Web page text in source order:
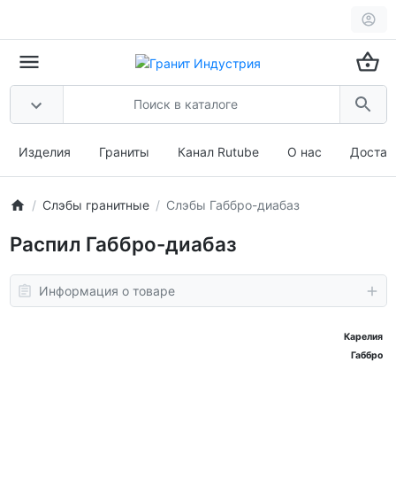
Изделия Граниты Канал Rutube О нас
Слэбы гранитные Слэбы Габбро-диабаз
Распил Габбро-диабаз
Информация о товаре
Карелия
Габбро